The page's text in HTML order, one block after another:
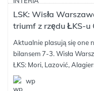
LSK: Wisła
triumf z rzędu ŁKS-u
Aktualnie plasują się one
bilansem 7-3. Wisła
ŁKS: Mori, Lazović,
wp